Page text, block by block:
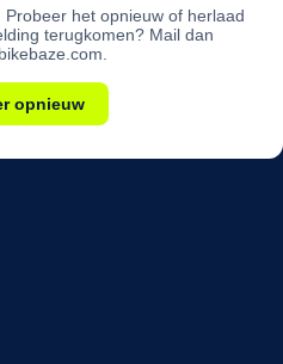
het opnieuw of herlaad
terugkomen? Mail dan
opnieuw